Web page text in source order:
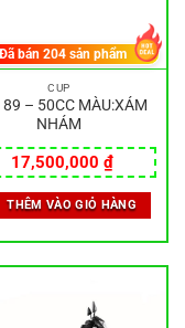
CUP
89 – 50CC MÀU:XÁM
NHÁM
17,500,000 ₫
Đã bán204 sản phẩm
THÊM VÀO GIỎ HÀNG